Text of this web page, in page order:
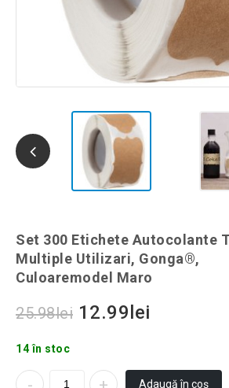
Set 300 Etichete Autocolante
Multiple Utilizari, Gonga®,
Culoaremodel Maro
25.98lei 12.99 lei
14 în stoc
Adaugă în coș